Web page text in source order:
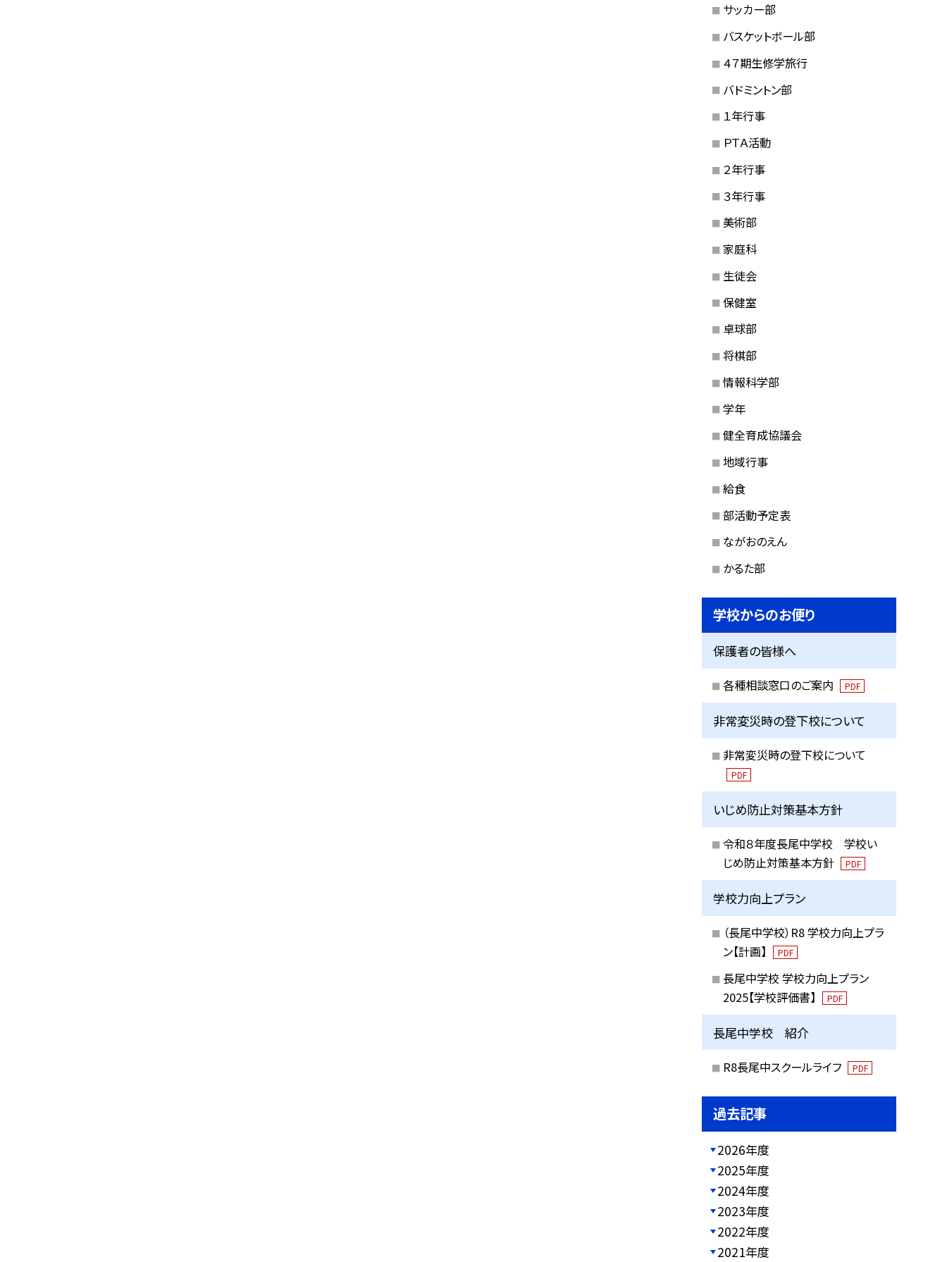
サッカー部
バスケットボール部
４７期生修学旅行
バドミントン部
１年行事
ＰＴＡ活動
２年行事
３年行事
美術部
家庭科
生徒会
保健室
卓球部
将棋部
情報科学部
学年
健全育成協議会
地域行事
給食
部活動予定表
ながおのえん
かるた部
学校からのお便り
保護者の皆様へ
各種相談窓口のご案内 PDF
非常変災時の登下校について
非常変災時の登下校について
PDF
いじめ防止対策基本方針
令和８年度長尾中学校 学校い
じめ防止対策基本方針
PDF
学校力向上プラン
（長尾中学校）R8 学校力向上プラ
ン【計画】
PDF
長尾中学校 学校力向上プラン
2025【学校評価書】
PDF
長尾中学校 紹介
R8長尾中スクールライフ PDF
過去記事
2026年度
2025年度
2024年度
2023年度
2022年度
2021年度